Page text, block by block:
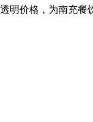
明价格，为南充餐